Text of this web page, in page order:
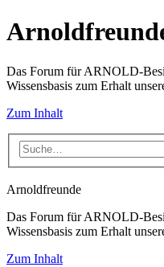
Das Forum für ARNOLD-
Wissensbasis zum Erhalt
Zum Inhalt
Arnoldfreunde
Das Forum für ARNOLD-
Wissensbasis zum Erhalt
Zum Inhalt